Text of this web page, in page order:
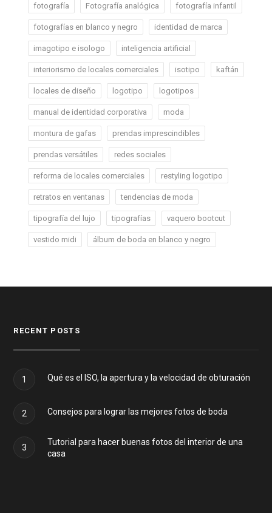
fotografía Fotografía analógica fotografía infantil
fotografías en blanco y negro identidad de marca
imagotipo e isologo inteligencia artificial
interiorismo de locales comerciales isotipo kaftán
locales de diseño logotipo logotipos
manual de identidad corporativa moda
montura de gafas prendas imprescindibles
prendas versátiles redes sociales
reforma de locales comerciales restyling logotipo
retratos en ventanas tendencias de moda
tipografía del lujo tipografías vaquero bootcut
vestido midi álbum de boda en blanco y negro
RECENT POSTS
1 Qué es el ISO, la apertura y la velocidad de obturación
2 Consejos para lograr las mejores fotos de boda
3
Tutorial para hacer buenas fotos del interior de una
casa